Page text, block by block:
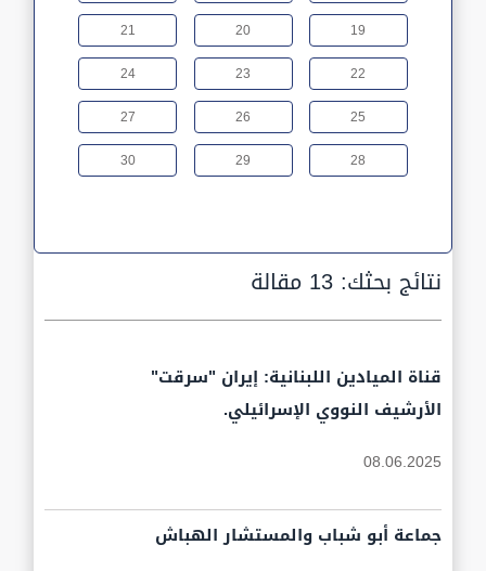
19
20
21
22
23
24
25
26
27
28
29
30
نتائج بحثك:13 مقالة
قناة الميادين اللبنانية: إيران "سرقت"
الأرشيف النووي الإسرائيلي.
08.06.2025
جماعة أبو شباب والمستشار الهباش